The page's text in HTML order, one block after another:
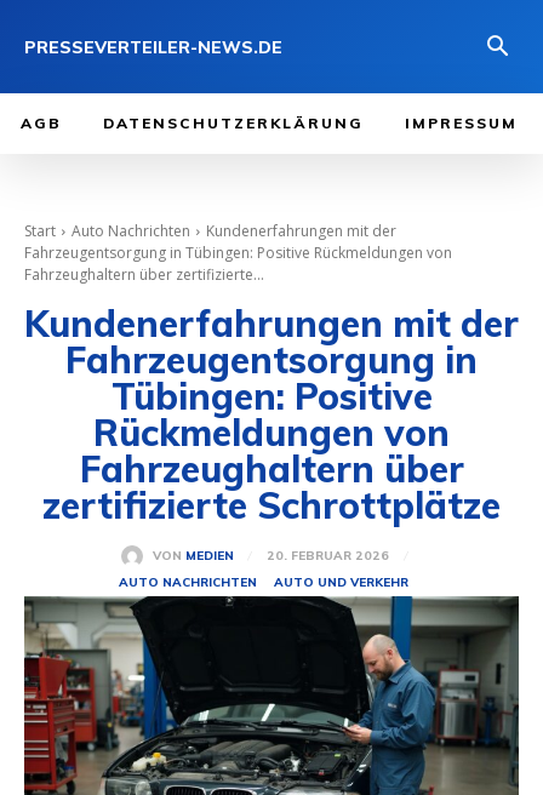
PRESSEVERTEILER-NEWS.DE
AGB DATENSCHUTZERKLÄRUNG IMPRESSUM
Start Auto Nachrichten
Kundenerfahrungen mit der
Fahrzeugentsorgung in Tübingen: Positive Rückmeldungen von
Fahrzeughaltern über zertifizierte...
Kundenerfahrungen mit der
Fahrzeugentsorgung in
Tübingen: Positive
Rückmeldungen von
Fahrzeughaltern über
zertifizierte Schrottplätze
VON MEDIEN
20. FEBRUAR 2026
AUTO NACHRICHTEN
AUTO UND VERKEHR